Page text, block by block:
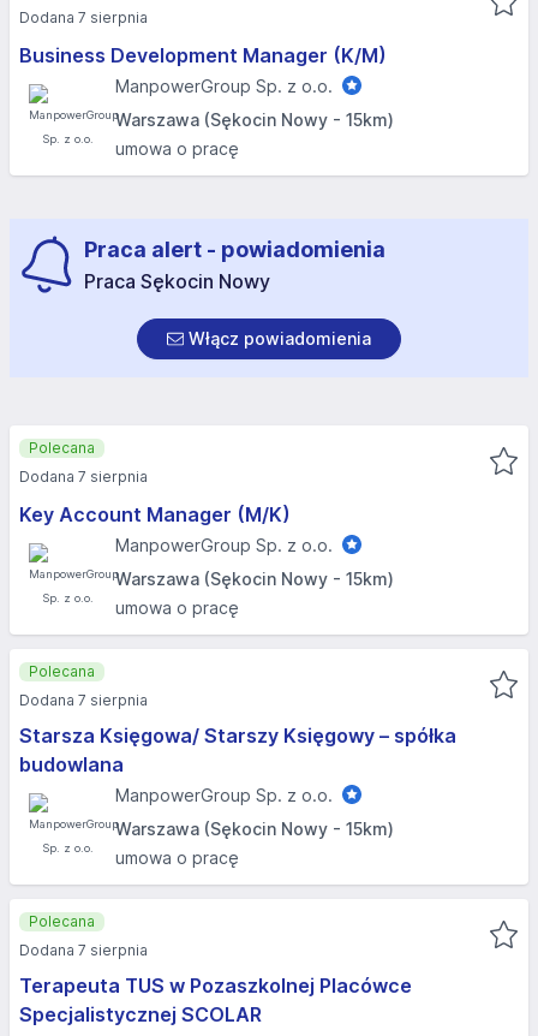
Business Development Manager (K/M)
ManpowerGroup Sp. z o.o.
Warszawa (Sękocin Nowy - 15km)
umowa o pracę
Dodana 7 sierpnia
Praca alert - powiadomienia
Praca Sękocin Nowy
Włącz powiadomienia
Key Account Manager (M/K)
ManpowerGroup Sp. z o.o.
Warszawa (Sękocin Nowy - 15km)
umowa o pracę
Polecana
Dodana 7 sierpnia
Starsza Księgowa/ Starszy Księgowy – spółka
budowlana
ManpowerGroup Sp. z o.o.
Warszawa (Sękocin Nowy - 15km)
umowa o pracę
Polecana
Dodana 7 sierpnia
Terapeuta TUS w Pozaszkolnej Placówce
Specjalistycznej SCOLAR
Polecana
Dodana 7 sierpnia